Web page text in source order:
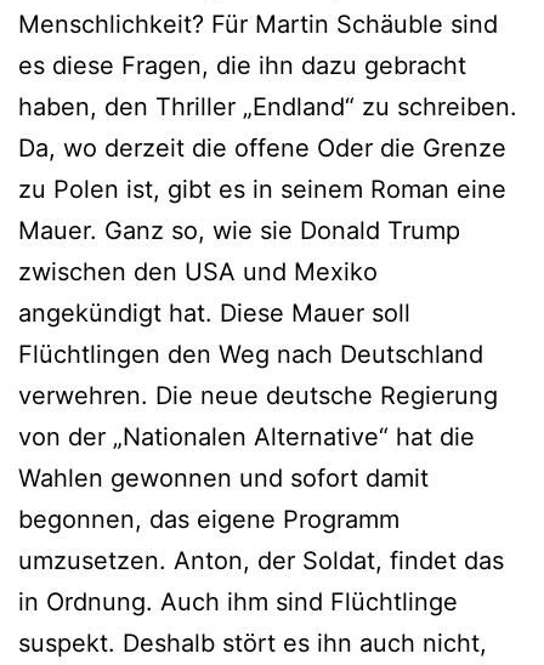
Menschlichkeit? Für Martin Schäuble sind
es diese Fragen, die ihn dazu gebracht
haben, den Thriller „Endland“ zu schreiben.
Da, wo derzeit die offene Oder die Grenze
zu Polen ist, gibt es in seinem Roman eine
Mauer. Ganz so, wie sie Donald Trump
zwischen den USA und Mexiko
angekündigt hat. Diese Mauer soll
Flüchtlingen den Weg nach Deutschland
verwehren. Die neue deutsche Regierung
von der „Nationalen Alternative“ hat die
Wahlen gewonnen und sofort damit
begonnen, das eigene Programm
umzusetzen. Anton, der Soldat, findet das
in Ordnung. Auch ihm sind Flüchtlinge
suspekt. Deshalb stört es ihn auch nicht,